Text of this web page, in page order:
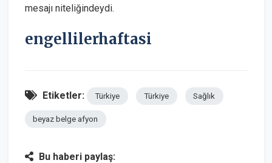
mesajı niteliğindeydi.
engellilerhaftasi
Etiketler: Türkiye Türkiye Sağlık
beyaz belge afyon
Bu haberi paylaş: